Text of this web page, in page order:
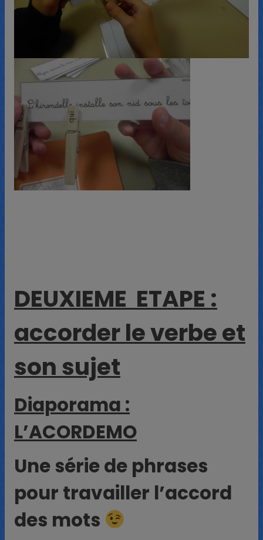
DEUXIEME ETAPE :
accorder le verbe et
son sujet
Diaporama :
L’ACORDEMO
Une série de phrases
pour travailler l’accord
des mots